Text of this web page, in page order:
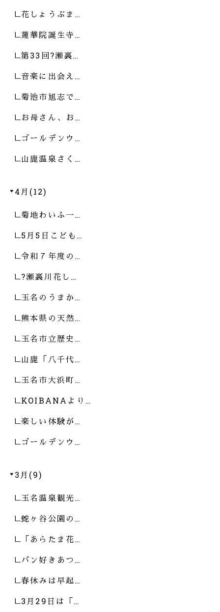
花しょうぶま…
蓮華院誕生寺…
第33回?瀬裏…
音楽に出会え…
菊池市旭志で…
お母さん、お…
ゴールデンウ…
山鹿温泉さく…
4月(12)
菊地わいふ一…
5月5日こども…
令和７年度の…
?瀬裏川花し…
玉名のうまか…
熊本県の天然…
玉名市立歴史…
山鹿「八千代…
玉名市大浜町…
KOIBANAより…
楽しい体験が…
ゴールデンウ…
3月(9)
玉名温泉観光…
蛇ヶ谷公園の…
「あらたま花…
パン好きあつ…
春休みは早起…
3月29日は「…